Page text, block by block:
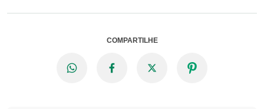
COMPARTILHE